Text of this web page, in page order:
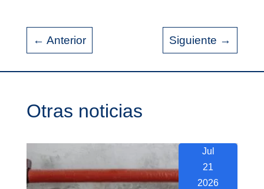
← Anterior Siguiente →
Otras noticias
Jul
21
2026